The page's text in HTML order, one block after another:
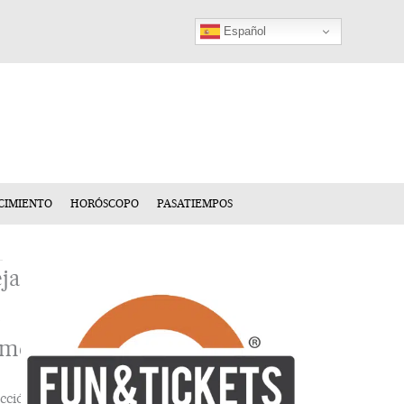
Español
HORÓSCOPO PASATIEMPOS